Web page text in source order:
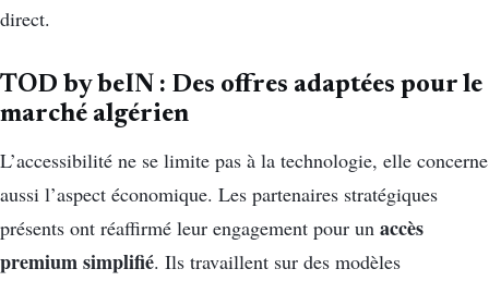
direct.
TOD by beIN : Des offres adaptées pour le
marché algérien
L’accessibilité ne se limite pas à la technologie, elle concerne
aussi l’aspect économique. Les partenaires stratégiques
présents ont réaffirmé leur engagement pour un accès
premium simplifié. Ils travaillent sur des modèles